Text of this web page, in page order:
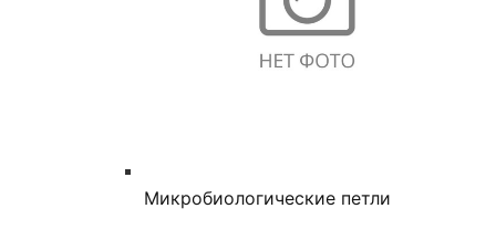
Микробиологические петли